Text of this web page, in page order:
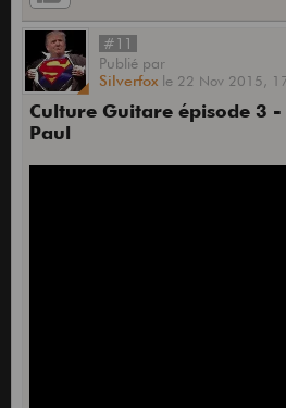
#11
Publié par
Silverfox le 22 Nov 2015,
Culture Guitare épisode 3 -
Paul